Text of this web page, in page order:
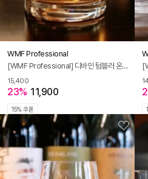
WMF Professional
[WMF Professional] 디바인 텀블러 온더락잔 325ml
15,400
23% 11,900
15% 쿠폰